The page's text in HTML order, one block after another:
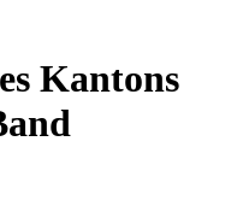
Kantons